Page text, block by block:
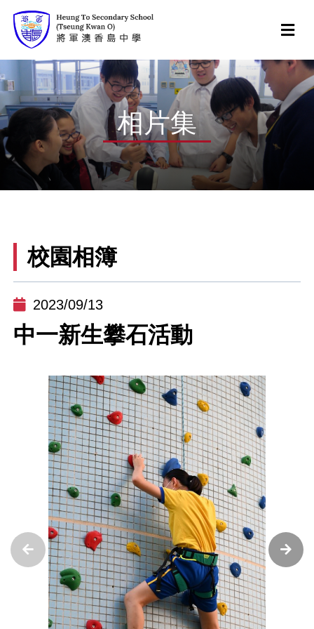
相片集
校園相簿
2023/09/13
中一新生攀石活動